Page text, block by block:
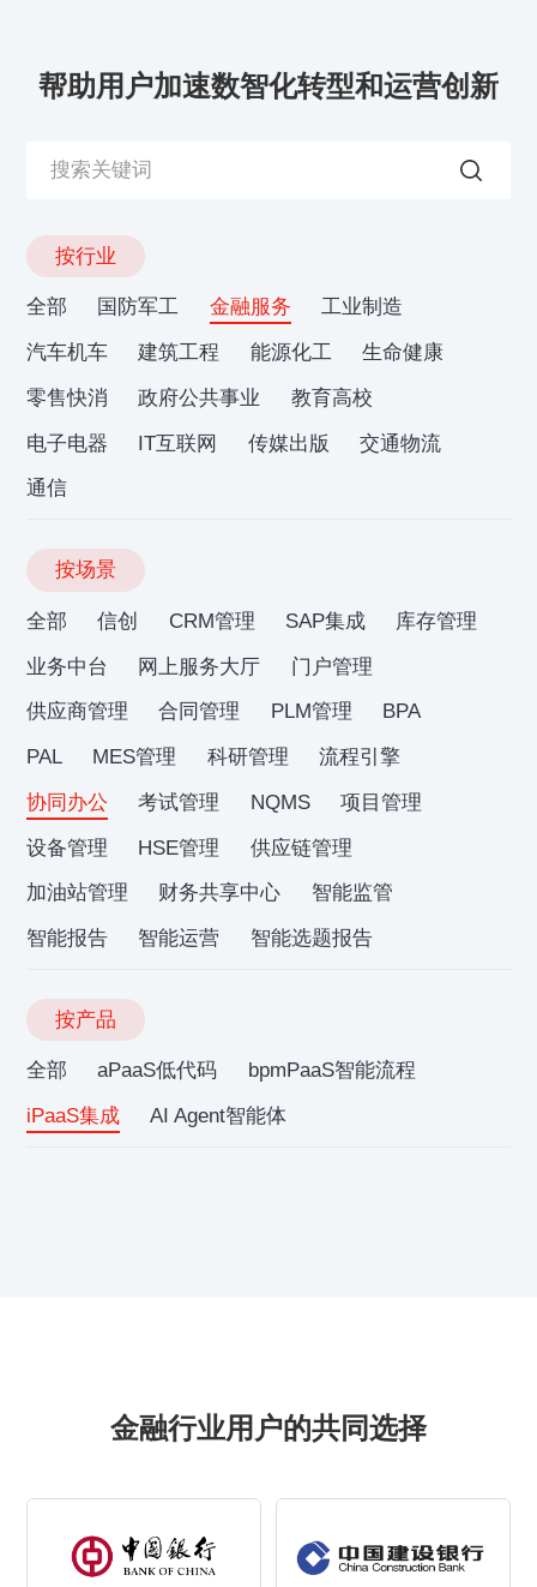
帮助用户加速数智化转型和运营创新
按行业
全部 国防军工 金融服务
工业制造
汽车机车
建筑工程 能源化工
生命健康
零售快消
政府公共事业
教育高校
电子电器
IT互联网 传媒出版
交通物流
通信
按场景
全部 信创 CRM管理 SAP集成
库存管理
业务中台
网上服务大厅
门户管理
供应商管理
合同管理 PLM管理
BPA
PAL
MES管理 科研管理
流程引擎
协同办公
考试管理 NQMS
项目管理
设备管理
HSE管理
供应链管理
加油站管理
财务共享中心
智能监管
智能报告
智能运营 智能选题报告
按产品
全部 aPaaS低代码
bpmPaaS智能流程
iPaaS集成
AI Agent智能体
金融行业用户的共同选择